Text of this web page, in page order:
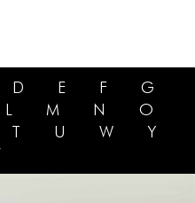
D E F
G
L M N
O
T U W
Y